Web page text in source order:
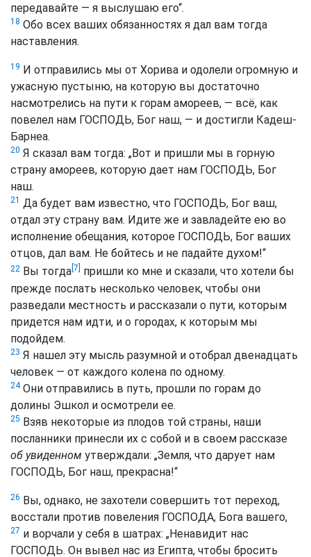
передавайте — я выслушаю его“.
18 Обо всех ваших обязанностях я дал вам тогда
наставления.
19 И отправились мы от Хорива и одолели огромную и
ужасную пустыню, на которую вы достаточно
насмотрелись на пути к горам амореев, — всё, как
повелел нам ГОСПОДЬ, Бог наш, — и достигли Кадеш-
Барнеа.
20 Я сказал вам тогда: „Вот и пришли мы в горную
страну амореев, которую дает нам ГОСПОДЬ, Бог
наш.
21 Да будет вам известно, что ГОСПОДЬ, Бог ваш,
отдал эту страну вам. Идите же и завладейте ею во
исполнение обещания, которое ГОСПОДЬ, Бог ваших
отцов, дал вам. Не бойтесь и не падайте духом!“
22 Вы тогда [7]
пришли ко мне и сказали, что хотели бы
прежде послать несколько человек, чтобы они
разведали местность и рассказали о пути, которым
придется нам идти, и о городах, к которым мы
подойдем.
23 Я нашел эту мысль разумной и отобрал двенадцать
человек — от каждого колена по одному.
24Они отправились в путь, прошли по горам до
долины Эшкол и осмотрели ее.
25 Взяв некоторые из плодов той страны, наши
посланники принесли их с собой и в своем рассказе
об увиденном утверждали: „Земля, что дарует нам
ГОСПОДЬ, Бог наш, прекрасна!“
26 Вы, однако, не захотели совершить тот переход,
восстали против повеления ГОСПОДА, Бога вашего,
27 и ворчали у себя в шатрах: „Ненавидит нас
ГОСПОДЬ. Он вывел нас из Египта, чтобы бросить